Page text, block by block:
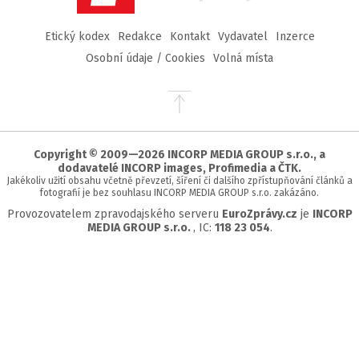
Etický kodex Redakce Kontakt Vydavatel
Inzerce
Osobní údaje / Cookies
Volná místa
Přejít
stránky
Copyright © 2009—2026 INCORP MEDIA GROUP s.r.o., a
dodavatelé INCORP images, Profimedia a ČTK.
Jakékoliv užití obsahu včetně převzetí, šíření či dalšího zpřístupňování článků a
fotografií je bez souhlasu INCORP MEDIA GROUP s.r.o. zakázáno.
Provozovatelem zpravodajského serveru EuroZprávy.cz je INCORP
MEDIA GROUP s.r.o. , IC: 118 23 054.